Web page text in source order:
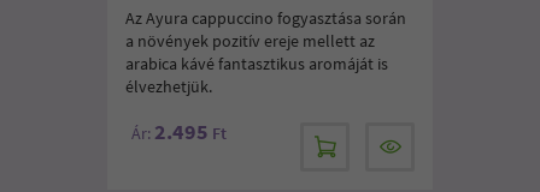
Az Ayura cappuccino fogyasztása során
a növények pozitív ereje mellett az
arabica kávé fantasztikus aromáját is
élvezhetjük.
Ár: 2.495 Ft